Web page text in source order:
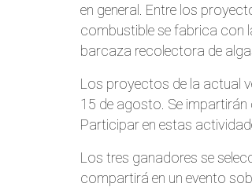
en general. Entre los
combustible se fabrica con
barcaza recolectora de
Los proyectos de la actual
15 de agosto. Se impartirán
Participar en estas
Los tres ganadores se
compartirá en un evento